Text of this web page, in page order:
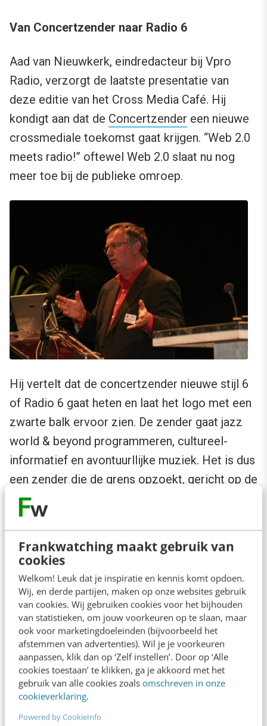
Frankwatching maakt gebruik van
cookies
Welkom! Leuk dat je inspiratie en kennis komt opdoen.
Wij, en derde partijen, maken op onze websites gebruik
van cookies. Wij gebruiken cookies voor het bijhouden
van statistieken, om jouw voorkeuren op te slaan, maar
ook voor marketingdoeleinden (bijvoorbeeld het
afstemmen van advertenties). Wil je je voorkeuren
aanpassen, klik dan op ‘Zelf instellen’. Door op ‘Alle
cookies toestaan’ te klikken, ga je akkoord met het
gebruik van alle cookies zoals omschreven in onze
cookieverklaring.
Powered by CookieInfo
Van Concertzender naar Radio 6
Aad van Nieuwkerk, eindredacteur bij Vpro
Radio, verzorgt de laatste presentatie van
deze editie van het Cross Media Café. Hij
kondigt aan dat de Concertzender een nieuwe
crossmediale toekomst gaat krijgen. “Web 2.0
meets radio!” oftewel Web 2.0 slaat nu nog
meer toe bij de publieke omroep.
Hij vertelt dat de concertzender nieuwe stijl 6
of Radio 6 gaat heten en laat het logo met een
zwarte balk ervoor zien. De zender gaat jazz
world & beyond programmeren, cultureel-
informatief en avontuurllijke muziek. Het is dus
een zender die de grens opzoekt, gericht op de
tolerante wereldburger, beoogde doelgroep 35
tot 55 jaar, misschien zelfs wel 65 jaar.
Door de herprofilering van Radio 4 en Radio 5
in de kou staan. In 6 participeren ook de KRO
en Omroep Max en de Stichting Concertzender
en die tot nu toe dit station met jazz, klassiek
en wereldmuziek vulden.